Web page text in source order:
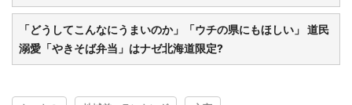
「どうしてこんなにうまいのか」「ウチの県にもほしい」 道民
溺愛「やきそば弁当」はナゼ北海道限定?